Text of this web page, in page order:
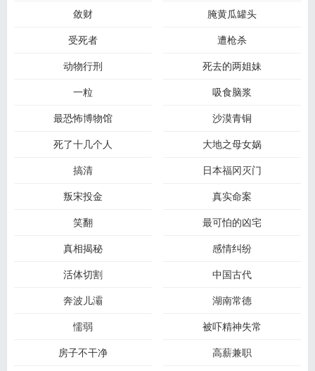
敛财
腌黄瓜罐头
受死者
遭枪杀
动物行刑
死去的两姐妹
一粒
吸食脑浆
最恐怖博物馆
沙漠青铜
死了十几个人
大地之母女娲
搞清
日本福冈灭门
叛宋投金
真实命案
笑翻
最可怕的凶宅
真相揭秘
感情纠纷
活体切割
中国古代
奔波儿灞
湖南常德
懦弱
被吓精神失常
房子不干净
高薪兼职